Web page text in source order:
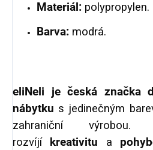
Materiál: polypropylen.
Barva: modrá.
eliNeli je česká značka
nábytku s jedinečným
zahraniční výrobou.
rozvíjí kreativitu a